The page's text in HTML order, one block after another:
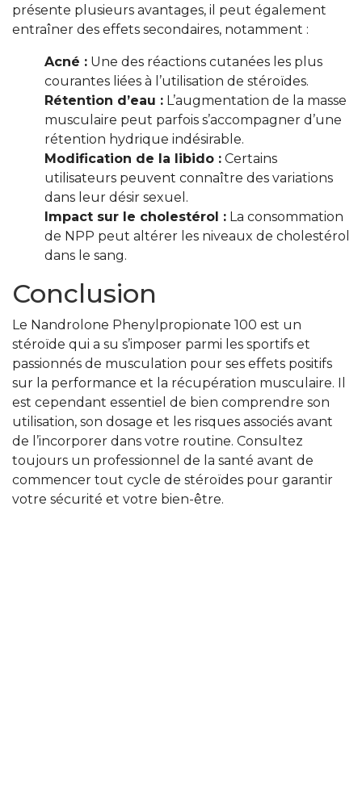
présente plusieurs avantages, il peut également
entraîner des effets secondaires, notamment :
Acné : Une des réactions cutanées les plus
courantes liées à l’utilisation de stéroïdes.
Rétention d’eau : L’augmentation de la masse
musculaire peut parfois s’accompagner d’une
rétention hydrique indésirable.
Modification de la libido : Certains
utilisateurs peuvent connaître des variations
dans leur désir sexuel.
Impact sur le cholestérol : La consommation
de NPP peut altérer les niveaux de cholestérol
dans le sang.
Conclusion
Le Nandrolone Phenylpropionate 100 est un
stéroïde qui a su s’imposer parmi les sportifs et
passionnés de musculation pour ses effets positifs
sur la performance et la récupération musculaire. Il
est cependant essentiel de bien comprendre son
utilisation, son dosage et les risques associés avant
de l’incorporer dans votre routine. Consultez
toujours un professionnel de la santé avant de
commencer tout cycle de stéroïdes pour garantir
votre sécurité et votre bien-être.